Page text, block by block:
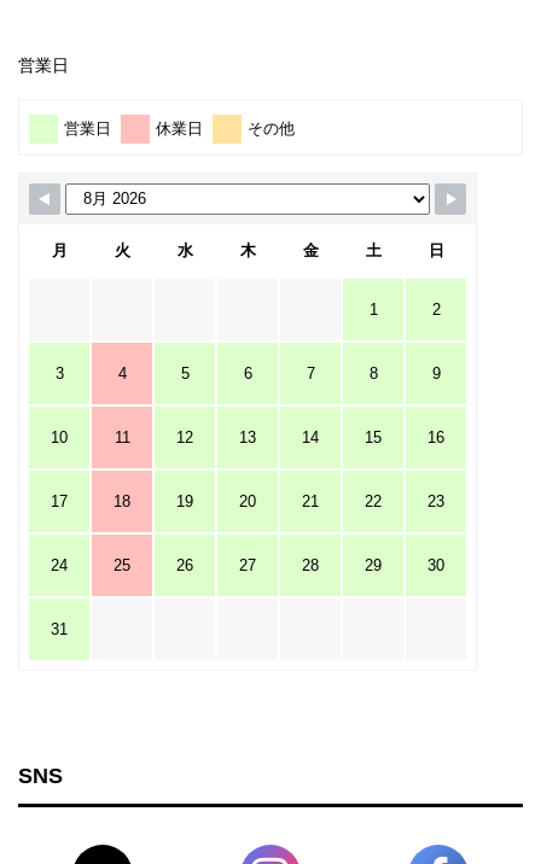
営業日
営業日 休業日 その他
月 火 水 木 金 土 日
1 2
3 4 5 6 7 8 9
10 11 12 13 14 15 16
17 18 19 20 21 22 23
24 25 26 27 28 29 30
31
SNS